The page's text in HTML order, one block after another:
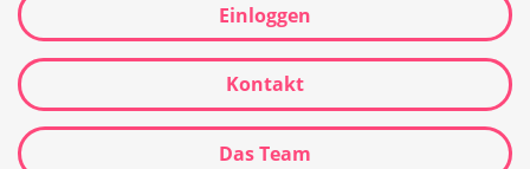
Einloggen
Kontakt
Das Team